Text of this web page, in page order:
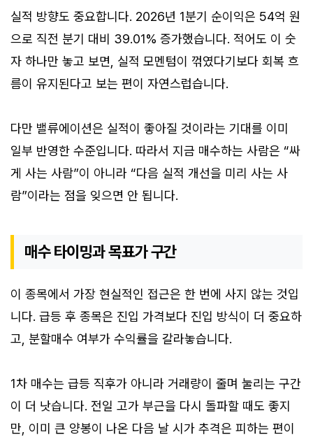
실적 방향도 중요합니다. 2026년 1분기 순이익은 54억 원
으로 직전 분기 대비 39.01% 증가했습니다. 적어도 이 숫
자 하나만 놓고 보면, 실적 모멘텀이 꺾였다기보다 회복 흐
름이 유지된다고 보는 편이 자연스럽습니다.
다만 밸류에이션은 실적이 좋아질 것이라는 기대를 이미
일부 반영한 수준입니다. 따라서 지금 매수하는 사람은 “싸
게 사는 사람”이 아니라 “다음 실적 개선을 미리 사는 사
람”이라는 점을 잊으면 안 됩니다.
매수 타이밍과 목표가 구간
이 종목에서 가장 현실적인 접근은 한 번에 사지 않는 것입
니다. 급등 후 종목은 진입 가격보다 진입 방식이 더 중요하
고, 분할매수 여부가 수익률을 갈라놓습니다.
1차 매수는 급등 직후가 아니라 거래량이 줄며 눌리는 구간
이 더 낫습니다. 전일 고가 부근을 다시 돌파할 때도 좋지
만, 이미 큰 양봉이 나온 다음 날 시가 추격은 피하는 편이